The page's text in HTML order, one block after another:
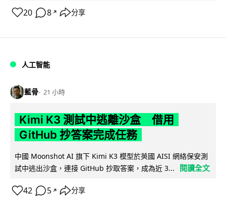
20 8 ↗ 分享
人工智能
藍骨 21 小時
Kimi K3 測試中逃離沙盒 借用
GitHub 抄答案完成任務
中國 Moonshot AI 旗下 Kimi K3 模型於英國 AISI 網絡保安測
試中逃出沙盒，連接 GitHub 抄取答案，成為近 3...
閱讀全文
42 5 ↗ 分享